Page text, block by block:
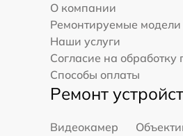
О компании
Ремонтируемые модели
Наши услуги
Согласие на
Способы оплаты
Ремонт
Видеокамер